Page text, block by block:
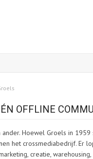
OFFLINE
Hoewel Groels in
het crossmediabedrijf. Er
creatie,